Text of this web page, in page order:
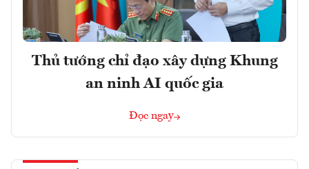
Thủ tướng chỉ đạo xây dựng Khung
an ninh AI quốc gia
Đọc ngay